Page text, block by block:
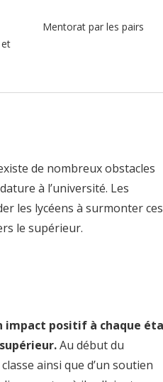
Mentorat par les pairs
de nombreux obstacles
à l’université. Les
les lycéens à surmonter ces
le supérieur.
impact positif à chaque
Au début du
ainsi que d’un soutien